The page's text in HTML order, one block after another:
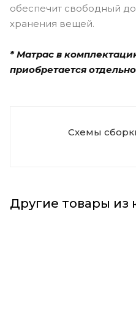
обеспечит свободный
хранения вещей.
* Матрас в
приобретается
Схемы
Другие товары из